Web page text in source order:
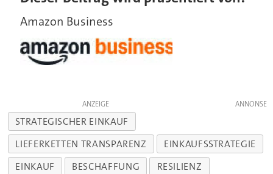
Amazon Business
ANZEIGE
STRATEGISCHER EINKAUF
LIEFERKETTEN TRANSPARENZ
EINKAUFSSTRATEGIE
EINKAUF
BESCHAFFUNG RESILIENZ